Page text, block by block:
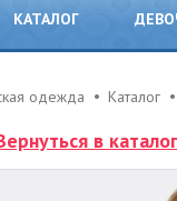
КАТАЛОГ
одежда Каталог
в каталог